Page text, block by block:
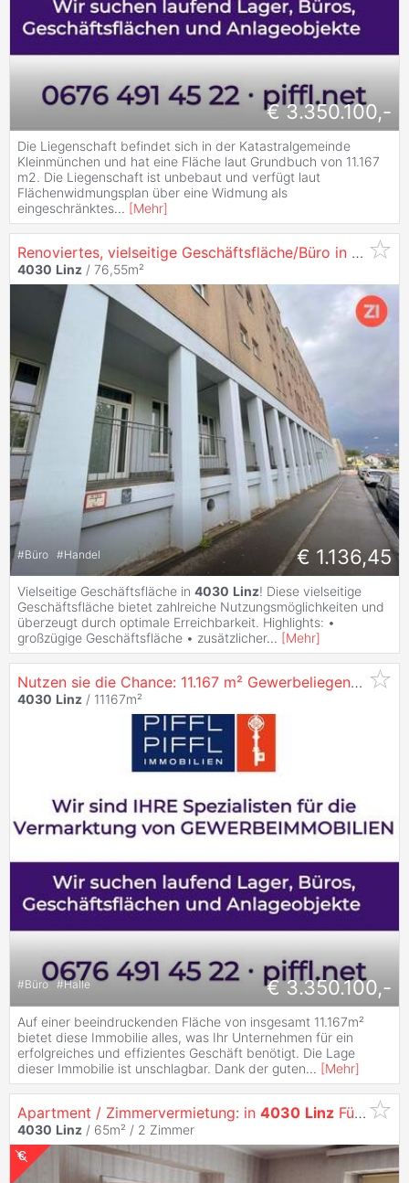
€ 3.350.100,-
Die Liegenschaft befindet sich in der Katastralgemeinde
Kleinmünchen und hat eine Fläche laut Grundbuch von 11.167
m2. Die Liegenschaft ist unbebaut und verfügt laut
Flächenwidmungsplan über eine Widmung als
eingeschränktes... [Mehr]
Renoviertes, vielseitige Geschäftsfläche/Büro in der Hartheimerstraße in
4030 Linz / 76,55m²
#Büro #Handel € 1.136,45
Vielseitige Geschäftsfläche in 4030 Linz! Diese vielseitige
Geschäftsfläche bietet zahlreiche Nutzungsmöglichkeiten und
überzeugt durch optimale Erreichbarkeit. Highlights: •
großzügige Geschäftsfläche • zusätzlicher... [Mehr]
Nutzen sie die Chance: 11.167 m² Gewerbeliegenschaft in
4030 Linz / 11167m²
#Büro #Halle € 3.350.100,-
Auf einer beeindruckenden Fläche von insgesamt 11.167m²
bietet diese Immobilie alles, was Ihr Unternehmen für ein
erfolgreiches und effizientes Geschäft benötigt. Die Lage
dieser Immobilie ist unschlagbar. Dank der guten... [Mehr]
Apartment / Zimmervermietung: in 4030 Linz Für Arbeiter-Unterkunft, Monteure, Zweitwohnsitz-Kurzzeitmiete...
4030 Linz / 65m² / 2 Zimmer